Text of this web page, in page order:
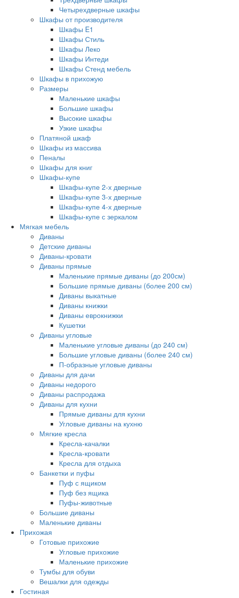
Четырехдверные шкафы
Шкафы от производителя
Шкафы E1
Шкафы Стиль
Шкафы Леко
Шкафы Интеди
Шкафы Стенд мебель
Шкафы в прихожую
Размеры
Маленькие шкафы
Большие шкафы
Высокие шкафы
Узкие шкафы
Платяной шкаф
Шкафы из массива
Пеналы
Шкафы для книг
Шкафы-купе
Шкафы-купе 2-х дверные
Шкафы-купе 3-х дверные
Шкафы-купе 4-х дверные
Шкафы-купе с зеркалом
Мягкая мебель
Диваны
Детские диваны
Диваны-кровати
Диваны прямые
Маленькие прямые диваны (до 200см)
Большие прямые диваны (более 200 см)
Диваны выкатные
Диваны книжки
Диваны еврокнижки
Кушетки
Диваны угловые
Маленькие угловые диваны (до 240 см)
Большие угловые диваны (более 240 см)
П-образные угловые диваны
Диваны для дачи
Диваны недорого
Диваны распродажа
Диваны для кухни
Прямые диваны для кухни
Угловые диваны на кухню
Мягкие кресла
Кресла-качалки
Кресла-кровати
Кресла для отдыха
Банкетки и пуфы
Пуф с ящиком
Пуф без ящика
Пуфы-животные
Большие диваны
Маленькие диваны
Прихожая
Готовые прихожие
Угловые прихожие
Маленькие прихожие
Тумбы для обуви
Вешалки для одежды
Гостиная